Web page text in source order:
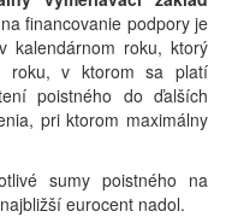
financovanie podpory je
kalendárnom roku, ktorý
roku, v ktorom sa platí
poistného do ďalších
pri ktorom maximálny
sumy poistného na
eurocent nadol.